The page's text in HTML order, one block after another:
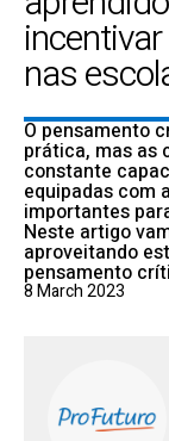
nas
O pensamento
prática, mas as
constante
equipadas com
importantes
Neste artigo
aproveitando
pensamento
8 March 2023